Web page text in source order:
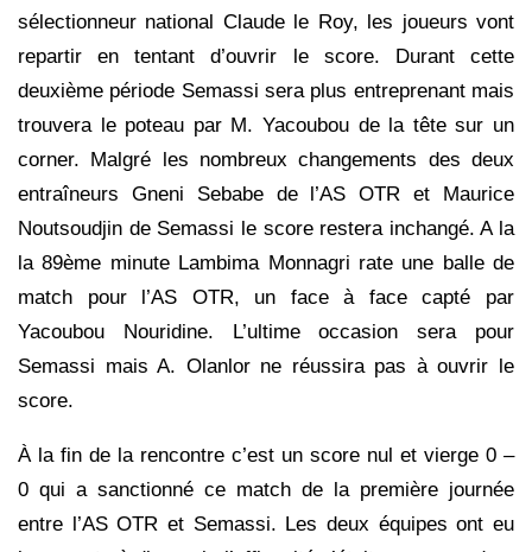
sélectionneur national Claude le Roy, les joueurs vont
repartir en tentant d’ouvrir le score. Durant cette
deuxième période Semassi sera plus entreprenant mais
trouvera le poteau par M. Yacoubou de la tête sur un
corner. Malgré les nombreux changements des deux
entraîneurs Gneni Sebabe de l’AS OTR et Maurice
Noutsoudjin de Semassi le score restera inchangé. A la
la 89ème minute Lambima Monnagri rate une balle de
match pour l’AS OTR, un face à face capté par
Yacoubou Nouridine. L’ultime occasion sera pour
Semassi mais A. Olanlor ne réussira pas à ouvrir le
score.
À la fin de la rencontre c’est un score nul et vierge 0 –
0 qui a sanctionné ce match de la première journée
entre l’AS OTR et Semassi. Les deux équipes ont eu